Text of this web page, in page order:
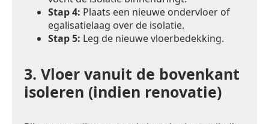
Stap 4: Plaats een nieuwe ondervloer of
egalisatielaag over de isolatie.
Stap 5: Leg de nieuwe vloerbedekking.
3. Vloer vanuit de bovenkant
isoleren (indien renovatie)